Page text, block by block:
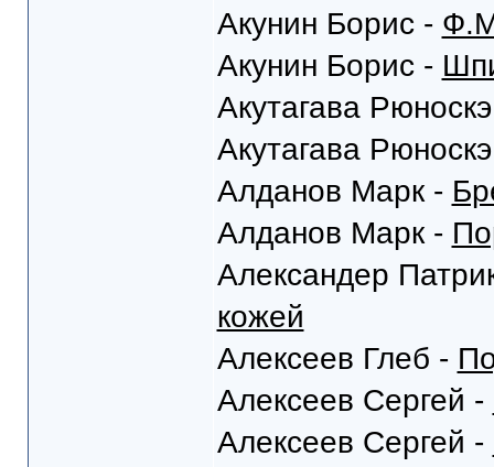
Акунин Борис -
Акунин Борис -
Акутагава
Акутагава
Алданов Марк -
Алданов Марк -
Александер
кожей
Алексеев Глеб -
Алексеев Сергей -
Алексеев Сергей -